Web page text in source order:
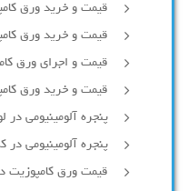
قیمت و خرید ورق
قیمت و خرید ورق
قیمت و اجرای ورق
قیمت و خرید ورق
پنجره آلومینیومی در
پنجره آلومینیومی در
قیمت ورق کامپوزیت